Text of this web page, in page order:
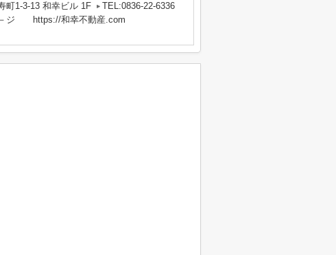
町1-3-13 和幸ビル 1F
TEL:0836-22-6336
－ジ https://和幸不動産.com